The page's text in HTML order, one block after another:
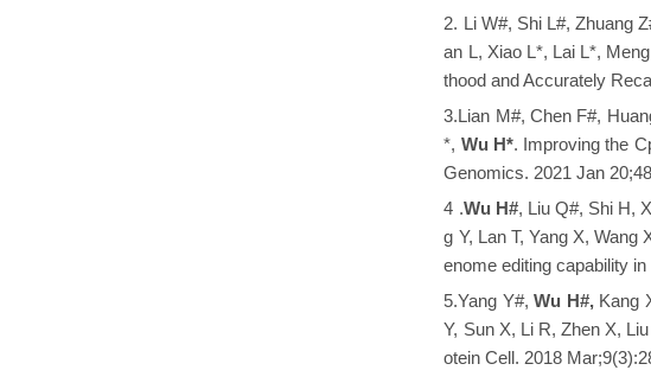
2. Li W#, Shi L#, Zhuang
an L, Xiao L*, Lai L*,
thood and Accurately
3.Lian M#, Chen F#,
*, Wu H*. Improving the
Genomics. 2021 Jan
4 .Wu H#, Liu Q#, Shi H,
g Y, Lan T, Yang X,
enome editing capability
5.Yang Y#, Wu H#,Kang
Y, Sun X, Li R, Zhen X,
otein Cell. 2018